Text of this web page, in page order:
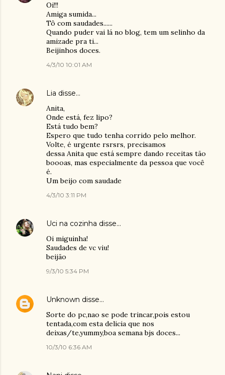
Oi!!!
Amiga sumida...
Tô com saudades......
Quando puder vai lá no blog, tem um selinho da
amizade pra ti...
Beijinhos doces.
4/3/10 10:01 AM
Lia disse…
Anita,
Onde está, fez lipo?
Está tudo bem?
Espero que tudo tenha corrido pelo melhor.
Volte, é urgente rsrsrs, precisamos
dessa Anita que está sempre dando receitas tão
boooas, mas especialmente da pessoa que você
é.
Um beijo com saudade
4/3/10 3:11 PM
Uci na cozinha disse…
Oi miguinha!
Saudades de vc viu!
beijão
9/3/10 5:34 PM
Unknown disse…
Sorte do pc,nao se pode trincar,pois estou
tentada,com esta delicia que nos
deixas/te,yummy,boa semana bjs doces...
10/3/10 6:36 AM